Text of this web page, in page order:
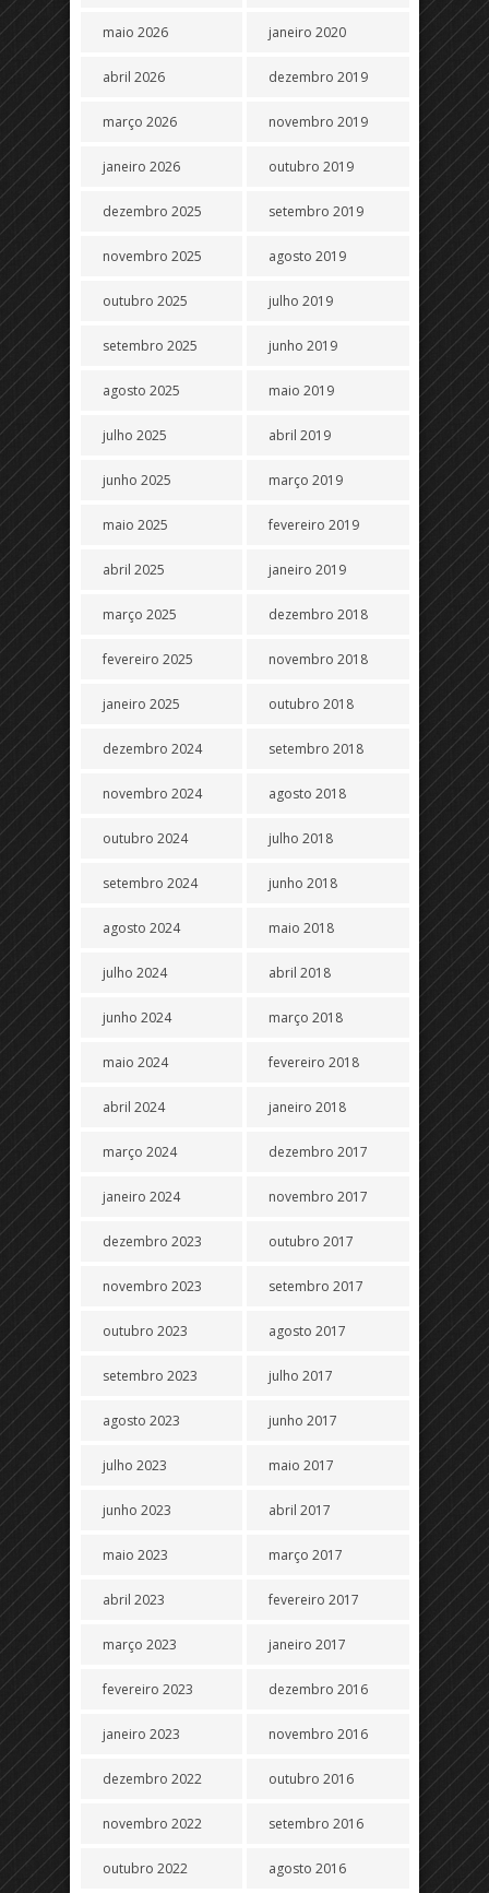
maio 2026
abril 2026
março 2026
janeiro 2026
dezembro 2025
novembro 2025
outubro 2025
setembro 2025
agosto 2025
julho 2025
junho 2025
maio 2025
abril 2025
março 2025
fevereiro 2025
janeiro 2025
dezembro 2024
novembro 2024
outubro 2024
setembro 2024
agosto 2024
julho 2024
junho 2024
maio 2024
abril 2024
março 2024
janeiro 2024
dezembro 2023
novembro 2023
outubro 2023
setembro 2023
agosto 2023
julho 2023
junho 2023
maio 2023
abril 2023
março 2023
fevereiro 2023
janeiro 2023
dezembro 2022
novembro 2022
outubro 2022
janeiro 2020
dezembro 2019
novembro 2019
outubro 2019
setembro 2019
agosto 2019
julho 2019
junho 2019
maio 2019
abril 2019
março 2019
fevereiro 2019
janeiro 2019
dezembro 2018
novembro 2018
outubro 2018
setembro 2018
agosto 2018
julho 2018
junho 2018
maio 2018
abril 2018
março 2018
fevereiro 2018
janeiro 2018
dezembro 2017
novembro 2017
outubro 2017
setembro 2017
agosto 2017
julho 2017
junho 2017
maio 2017
abril 2017
março 2017
fevereiro 2017
janeiro 2017
dezembro 2016
novembro 2016
outubro 2016
setembro 2016
agosto 2016